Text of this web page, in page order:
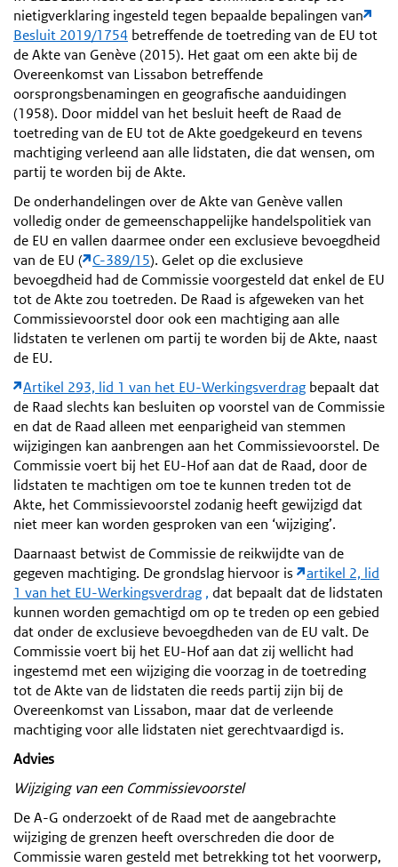
nietigverklaring ingesteld tegen bepaalde bepalingen van
Besluit 2019/1754 betreffende de toetreding van de EU tot
de Akte van Genève (2015). Het gaat om een akte bij de
Overeenkomst van Lissabon betreffende
oorsprongsbenamingen en geografische aanduidingen
(1958). Door middel van het besluit heeft de Raad de
toetreding van de EU tot de Akte goedgekeurd en tevens
machtiging verleend aan alle lidstaten, die dat wensen, om
partij te worden bij de Akte.
De onderhandelingen over de Akte van Genève vallen
volledig onder de gemeenschappelijke handelspolitiek van
de EU en vallen daarmee onder een exclusieve bevoegdheid
van de EU ( C-389/15). Gelet op die exclusieve
bevoegdheid had de Commissie voorgesteld dat enkel de EU
tot de Akte zou toetreden. De Raad is afgeweken van het
Commissievoorstel door ook een machtiging aan alle
lidstaten te verlenen om partij te worden bij de Akte, naast
de EU.
Artikel 293, lid 1 van het EU-Werkingsverdrag bepaalt dat
de Raad slechts kan besluiten op voorstel van de Commissie
en dat de Raad alleen met eenparigheid van stemmen
wijzigingen kan aanbrengen aan het Commissievoorstel. De
Commissie voert bij het EU-Hof aan dat de Raad, door de
lidstaten te machtigen om toe te kunnen treden tot de
Akte, het Commissievoorstel zodanig heeft gewijzigd dat
niet meer kan worden gesproken van een ‘wijziging’.
Daarnaast betwist de Commissie de reikwijdte van de
gegeven machtiging. De grondslag hiervoor is
artikel 2, lid
1 van het EU-Werkingsverdrag , dat bepaalt dat de lidstaten
kunnen worden gemachtigd om op te treden op een gebied
dat onder de exclusieve bevoegdheden van de EU valt. De
Commissie voert bij het EU-Hof aan dat zij wellicht had
ingestemd met een wijziging die voorzag in de toetreding
tot de Akte van de lidstaten die reeds partij zijn bij de
Overeenkomst van Lissabon, maar dat de verleende
machtiging voor alle lidstaten niet gerechtvaardigd is.
Advies
Wijziging van een Commissievoorstel
De A-G onderzoekt of de Raad met de aangebrachte
wijziging de grenzen heeft overschreden die door de
Commissie waren gesteld met betrekking tot het voorwerp,